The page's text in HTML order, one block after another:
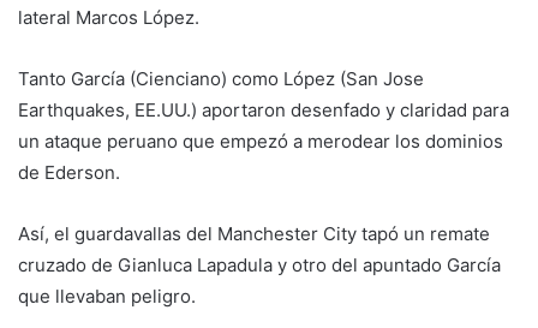
lateral Marcos López.
Tanto García (Cienciano) como López (San Jose
Earthquakes, EE.UU.) aportaron desenfado y claridad para
un ataque peruano que empezó a merodear los dominios
de Ederson.
Así, el guardavallas del Manchester City tapó un remate
cruzado de Gianluca Lapadula y otro del apuntado García
que llevaban peligro.